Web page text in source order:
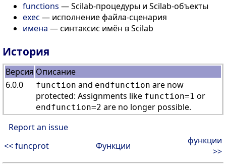
functions — Scilab-процедуры и Scilab-объекты
exec — исполнение файла-сценария
имена — синтаксис имён в Scilab
История
Версия Описание
6.0.0
function and endfunction are now
protected: Assignments like function=1 or
endfunction=2 are no longer possible.
Report an issue
<< funcprot
Функции
функции
>>